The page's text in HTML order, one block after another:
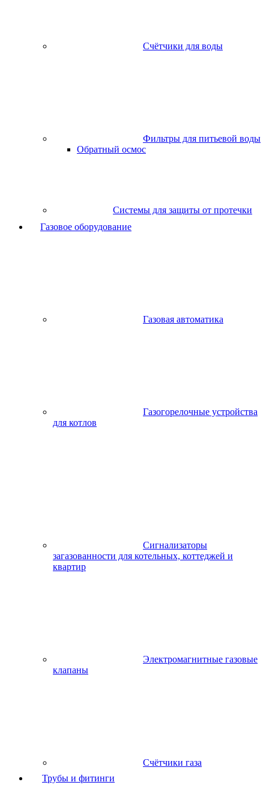
Счётчики для воды
Фильтры для питьевой воды
Обратный осмос
Системы для защиты от протечки
Газовое оборудование
Газовая автоматика
Газогорелочные устройства
для котлов
Сигнализаторы
загазованности для котельных, коттеджей и
квартир
Электромагнитные газовые
клапаны
Счётчики газа
Трубы и фитинги